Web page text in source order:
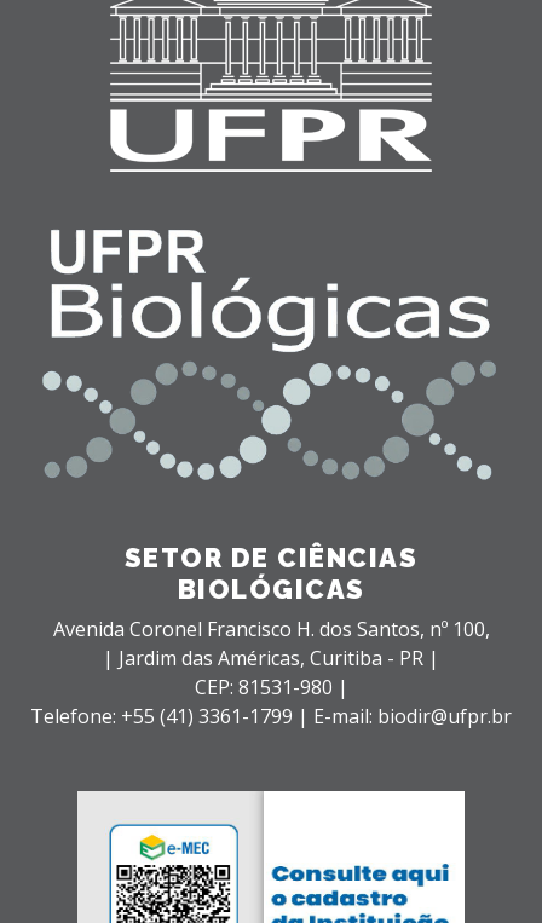
SETOR DE CIÊNCIAS
BIOLÓGICAS
Avenida Coronel Francisco H. dos Santos, nº 100,
| Jardim das Américas, Curitiba - PR |
CEP: 81531-980 |
Telefone: +55 (41) 3361-1799 | E-mail: biodir@ufpr.br